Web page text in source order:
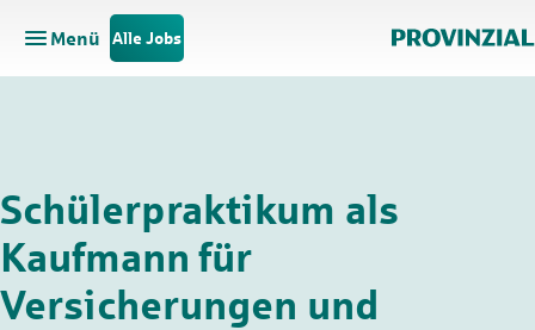
Zum Hauptinhalt springen
Zur Navigation springen
Menü
Hauptnavigation öffnen
Alle Jobs
Schülerpraktikum als
Kaufmann für
Versicherungen und